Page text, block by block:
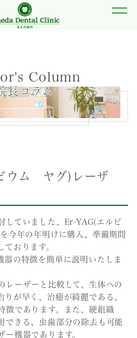
Column
長コラム
ウム ヤグ)レーザ
していました、Er-YAG(エルビ
今年の年明けに購入、準備期間
ております。
器の特徴を簡単に説明いたしま
レーザーと比較して、生体への
りが早く、治癒が綺麗である、
徴であります。また、硬組織
できる、虫歯部分の除去も可能
ー機器であります。